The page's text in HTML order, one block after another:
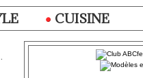
CUISINE